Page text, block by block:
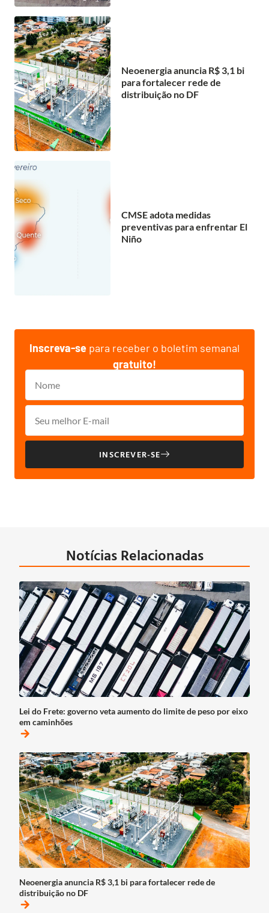
Neoenergia anuncia R$ 3,1 bi
para fortalecer rede de
distribuição no DF
CMSE adota medidas
preventivas para enfrentar El
Niño
Inscreva-se para receber o boletim semanal
gratuito!
INSCREVER-SE
Notícias Relacionadas
Lei do Frete: governo veta aumento do limite de peso por eixo
em caminhões
arrow_forward
Neoenergia anuncia R$ 3,1 bi para fortalecer rede de
distribuição no DF
arrow_forward